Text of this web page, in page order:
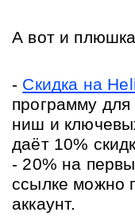
А вот и
- Скидка на
программу для
ниш и
даёт 10%
- 20% на
ссылке можно
аккаунт.